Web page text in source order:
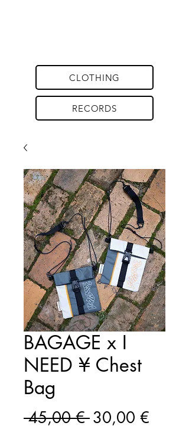
CLOTHING
RECORDS
BAGAGE x I
NEED ¥ Chest
Bag
45,00 € Standardpreis
30,00 €